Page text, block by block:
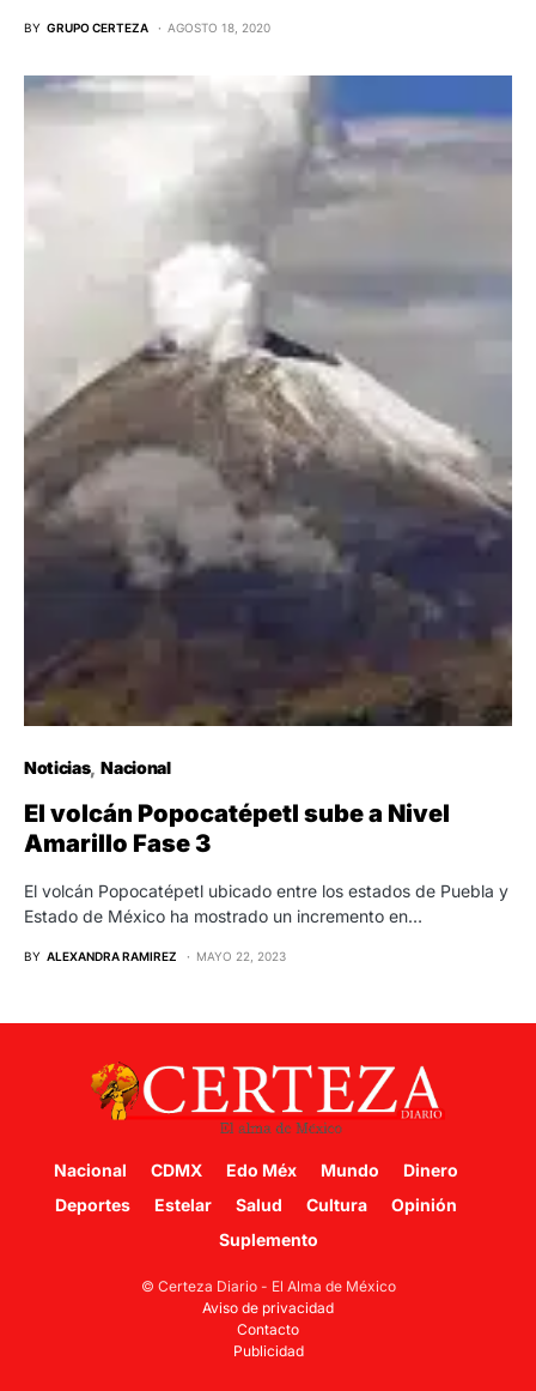
BY GRUPO CERTEZA AGOSTO 18, 2020
Noticias Nacional
El volcán Popocatépetl sube a Nivel
Amarillo Fase 3
El volcán Popocatépetl ubicado entre los estados de Puebla y
Estado de México ha mostrado un incremento en…
BY ALEXANDRA RAMIREZ MAYO 22, 2023
Nacional CDMX Edo Méx Mundo
Dinero
Deportes
Estelar Salud Cultura
Opinión
Suplemento
© Certeza Diario - El Alma de México
Aviso de privacidad
Contacto
Publicidad